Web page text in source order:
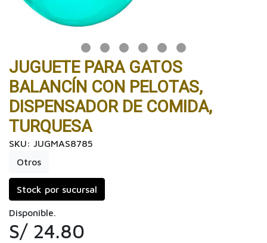
JUGUETE PARA GATOS
BALANCÍN CON PELOTAS,
DISPENSADOR DE COMIDA,
TURQUESA
SKU: JUGMAS8785
Otros
Stock por sucursal
Disponible.
S/ 24.80